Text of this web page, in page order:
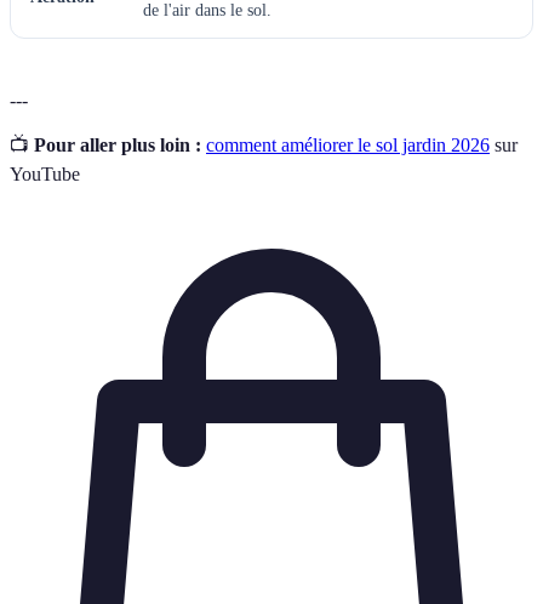
de l'air dans le sol.
---
📺 Pour aller plus loin : comment améliorer le sol jardin 2026 sur
YouTube